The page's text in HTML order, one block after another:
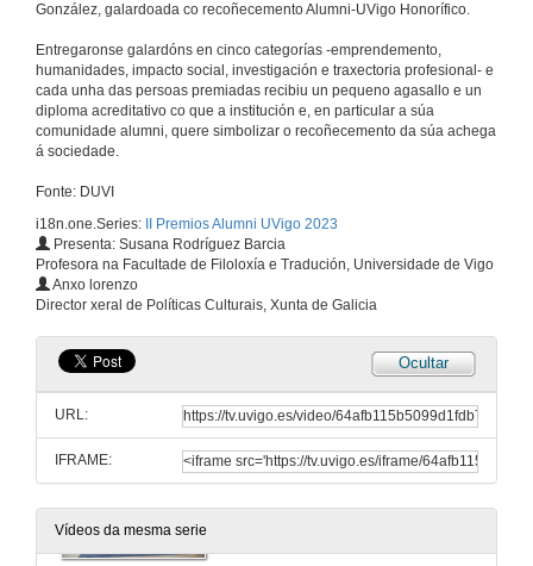
González, galardoada co recoñecemento Alumni-UVigo Honorífico.
Entregaronse galardóns en cinco categorías -emprendemento,
humanidades, impacto social, investigación e traxectoria profesional- e
cada unha das persoas premiadas recibiu un pequeno agasallo e un
diploma acreditativo co que a institución e, en particular a súa
comunidade alumni, quere simbolizar o recoñecemento da súa achega
á sociedade.
Fonte: DUVI
i18n.one.Series:
II Premios Alumni UVigo 2023
Presenta: Susana Rodríguez Barcia
Profesora na Facultade de Filoloxía e Tradución, Universidade de Vigo
Anxo lorenzo
Director xeral de Políticas Culturais, Xunta de Galicia
Ocultar
URL:
IFRAME:
Vídeos da mesma serie
Apertura e Intervención de Natalia Caparrini
7 de xul. de 2023
Entrega do premio Alumni-UVigo Emprendemento
7 de xul. de 2023
Entrega do premio Alumni-UVigo Traxectoria Profesional